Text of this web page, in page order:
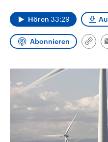
Hören 33:29
Abonnieren
Link